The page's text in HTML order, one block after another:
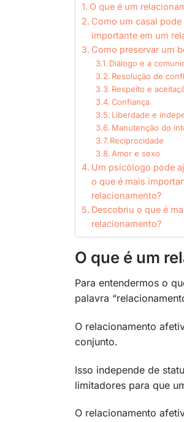
O que é um
Como um casal
importante em um
Como preservar um
Diálogo e a
Resolução de
Respeito e
Confiança
Liberdade e
Manutenção do
Reciprocidade
Amor e sexo
Um psicólogo pode
o que é mais
relacionamento?
Descobriu o que é
relacionamento?
O que é um
Para entendermos o
palavra
O relacionamento
conjunto.
Isso independe de
limitadores para que
O relacionamento